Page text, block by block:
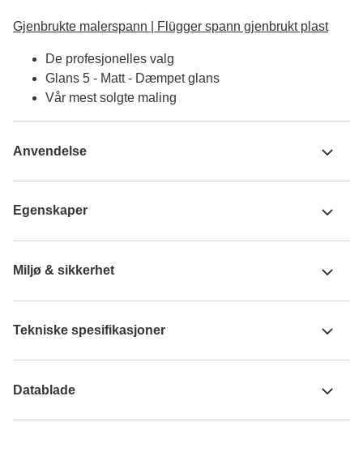
Gjenbrukte malerspann | Flügger spann gjenbrukt plast
De profesjonelles valg
Glans 5 - Matt - Dæmpet glans
Vår mest solgte maling
Anvendelse
Egenskaper
Miljø & sikkerhet
Tekniske spesifikasjoner
Datablade